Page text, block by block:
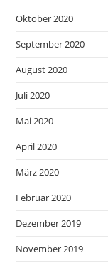
Oktober 2020
September 2020
August 2020
Juli 2020
Mai 2020
April 2020
März 2020
Februar 2020
Dezember 2019
November 2019